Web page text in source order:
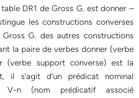
DR1 de Gross G. est donner –
les constructions converses
G. des autres constructions
la paire de verbes donner (verbe
(verbe support converse) est la
il s’agit d’un prédicat nominal
n (nom prédicatif associé